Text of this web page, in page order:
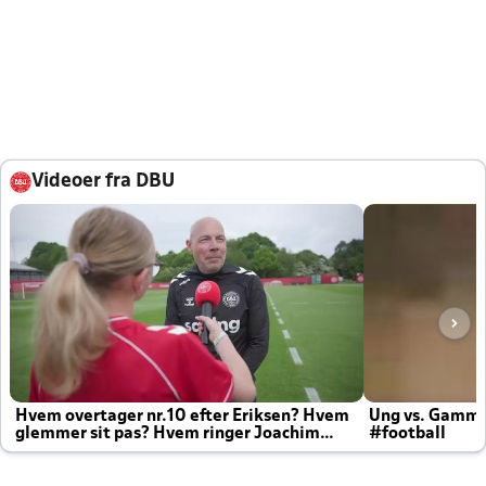
Videoer fra DBU
Hvem overtager nr.10 efter Eriksen? Hvem
glemmer sit pas? Hvem ringer Joachim
altid til efter kampe?
Ung vs.
#football